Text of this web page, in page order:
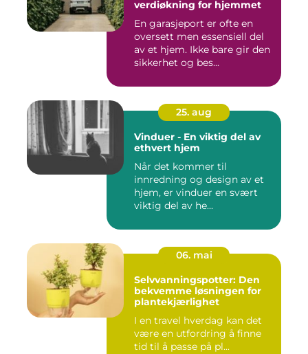
verdiøkning for hjemmet
En garasjeport er ofte en
oversett men essensiell del
av et hjem. Ikke bare gir den
sikkerhet og bes...
25. aug
Vinduer - En viktig del av
ethvert hjem
Når det kommer til
innredning og design av et
hjem, er vinduer en svært
viktig del av he...
06. mai
Selvvanningspotter: Den
bekvemme løsningen for
plantekjærlighet
I en travel hverdag kan det
være en utfordring å finne
tid til å passe på pl...